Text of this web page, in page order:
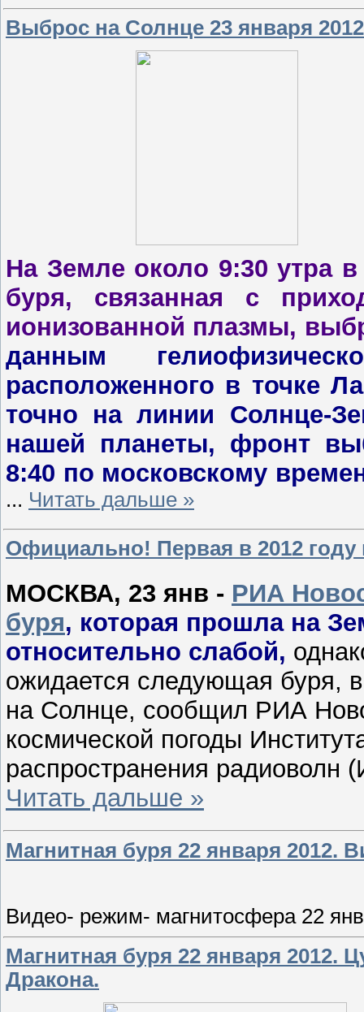
Выброс на Солнце 23 января
На Земле около 9:30 утра в
буря, связанная с
ионизованной плазмы,
данным
расположенного в точке
точно на линии Солнце-
нашей планеты, фронт
8:40 по московскому
... Читать дальше »
Официально! Первая в 2012 году
МОСКВА, 23 янв - РИА
буря, которая прошла на
относительно слабой,
ожидается следующая буря,
на Солнце, сообщил РИА
космической погоды
распространения
Читать дальше »
Магнитная буря 22 января 2012.
Видео- режим- магнитосфера 22
Магнитная буря 22 января 2012.
Дракона.